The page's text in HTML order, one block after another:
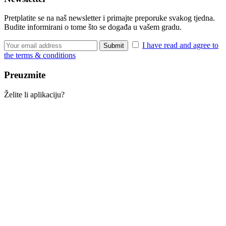
Pretplatite se na naš newsletter i primajte preporuke svakog tjedna.
Budite informirani o tome što se događa u vašem gradu.
I have read and agree to
the terms & conditions
Preuzmite
Želite li aplikaciju?